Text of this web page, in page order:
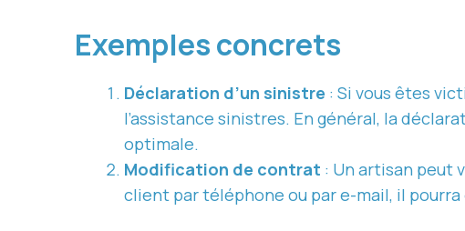
Exemples concrets
Déclaration d’un sinistre : Si vous êtes
l’assistance sinistres. En général, la
optimale.
Modification de contrat : Un artisan peut
client par téléphone ou par e-mail, il